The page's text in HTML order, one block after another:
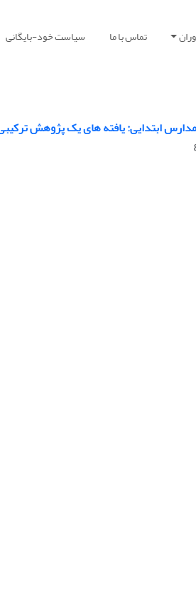
تماس با ما سیاست خود-بایگانی
مدارس ابتدایی: یافته های یک پژوهش